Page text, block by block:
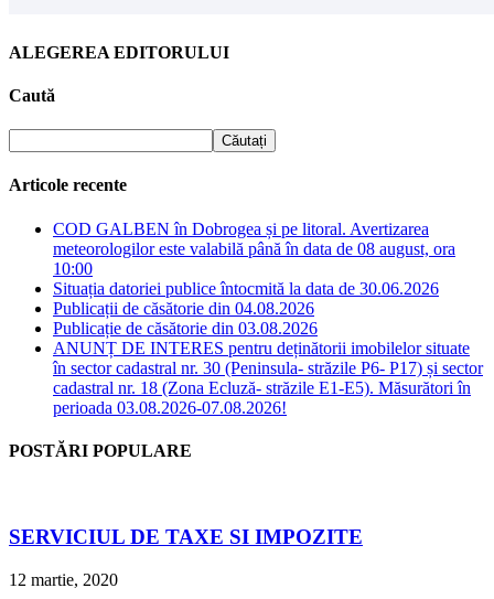
ALEGEREA EDITORULUI
Caută
Articole recente
COD GALBEN în Dobrogea și pe litoral. Avertizarea
meteorologilor este valabilă până în data de 08 august, ora
10:00
Situația datoriei publice întocmită la data de 30.06.2026
Publicații de căsătorie din 04.08.2026
Publicație de căsătorie din 03.08.2026
ANUNȚ DE INTERES pentru deținătorii imobilelor situate
în sector cadastral nr. 30 (Peninsula- străzile P6- P17) și sector
cadastral nr. 18 (Zona Ecluză- străzile E1-E5). Măsurători în
perioada 03.08.2026-07.08.2026!
POSTĂRI POPULARE
SERVICIUL DE TAXE SI IMPOZITE
12 martie, 2020